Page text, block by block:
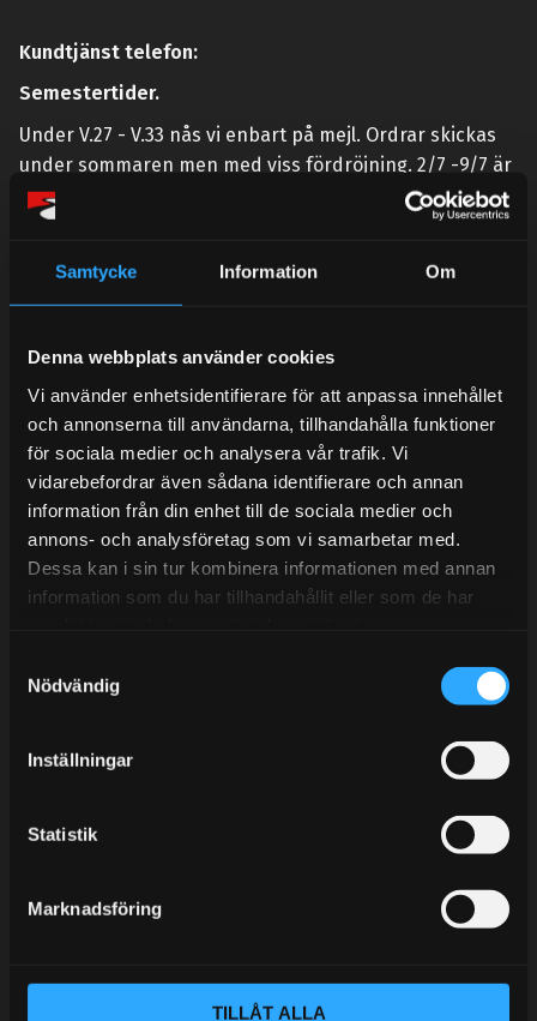
Samtycke Information Om
Denna webbplats använder cookies
Vi använder enhetsidentifierare för att anpassa innehållet
och annonserna till användarna, tillhandahålla funktioner
för sociala medier och analysera vår trafik. Vi
vidarebefordrar även sådana identifierare och annan
information från din enhet till de sociala medier och
annons- och analysföretag som vi samarbetar med.
Dessa kan i sin tur kombinera informationen med annan
information som du har tillhandahållit eller som de har
Nödvändig
Inställningar
Statistik
Marknadsföring
TILLÅT ALLA
Kundtjänst telefon:
Semestertider.
Under V.27 - V.33 nås vi enbart på mejl. Ordrar skickas
under sommaren men med viss fördröjning. 2/7 -9/7 är
det helt stängt.
Mån-Tors: 10:30-15:00
Lunchstängt 12:00-13:00
info@streetperformance.se
BLOGG
KUNSKAPSCENTER